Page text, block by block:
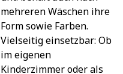
mehreren Wäschen ihre
Form sowie Farben.
Vielseitig einsetzbar: Ob
im eigenen
Kinderzimmer oder als